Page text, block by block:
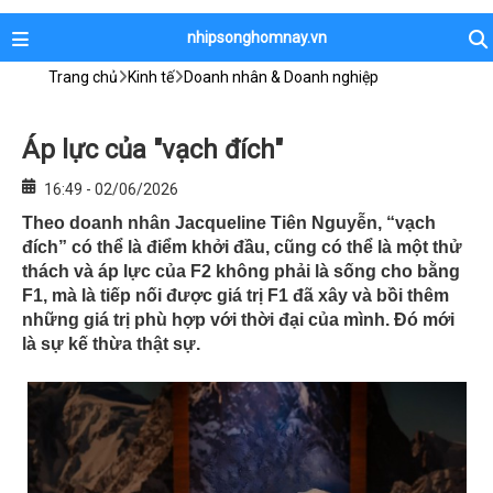
nhipsonghomnay.vn
Trang chủ Kinh tế Doanh nhân & Doanh nghiệp
Áp lực của "vạch đích"
16:49 - 02/06/2026
Theo doanh nhân Jacqueline Tiên Nguyễn, “vạch
đích” có thể là điểm khởi đầu, cũng có thể là một thử
thách và áp lực của F2 không phải là sống cho bằng
F1, mà là tiếp nối được giá trị F1 đã xây và bồi thêm
những giá trị phù hợp với thời đại của mình. Đó mới
là sự kế thừa thật sự.